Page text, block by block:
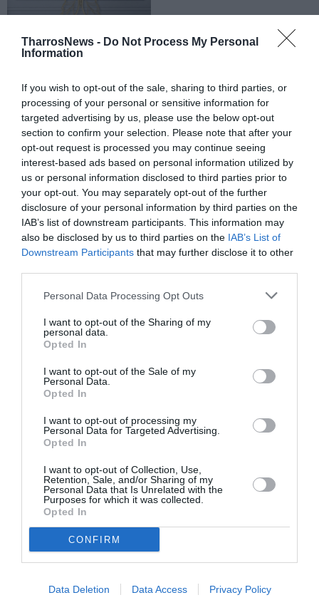
TharrosNews - Do Not Process My Personal
Information
If you wish to opt-out of the sale, sharing to third parties, or
processing of your personal or sensitive information for
targeted advertising by us, please use the below opt-out
section to confirm your selection. Please note that after your
opt-out request is processed you may continue seeing
interest-based ads based on personal information utilized by
us or personal information disclosed to third parties prior to
your opt-out. You may separately opt-out of the further
disclosure of your personal information by third parties on the
IAB’s list of downstream participants. This information may
also be disclosed by us to third parties on the IAB’s List of
Downstream Participants that may further disclose it to other
Personal Data Processing Opt Outs
I want to opt-out of the Sharing of my
personal data.
Opted In
I want to opt-out of the Sale of my
Personal Data.
Opted In
I want to opt-out of processing my
Personal Data for Targeted Advertising.
Opted In
I want to opt-out of Collection, Use,
Retention, Sale, and/or Sharing of my
Personal Data that Is Unrelated with the
Purposes for which it was collected.
Opted In
CONFIRM
Data Deletion Data Access Privacy Policy
Σχετικά Άρθρα